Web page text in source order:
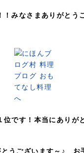
みなさまありがとう
です！本当にありが
とうございます～♪ お